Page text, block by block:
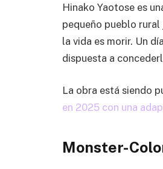
Hinako Yaotose es
pequeño pueblo rural
la vida es morir. Un
dispuesta a
La obra está siendo
en 2025 con una
Monster-